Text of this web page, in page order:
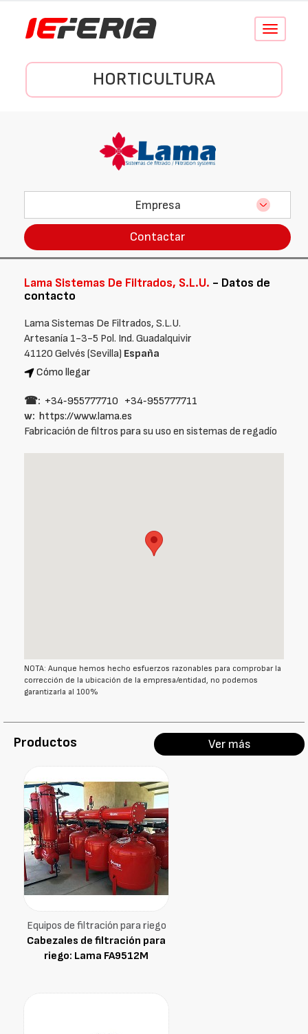
Conmutar
HORTICULTURA
Empresa
Contactar
Lama Sistemas De Filtrados, S.L.U. - Datos de
contacto
Lama Sistemas De Filtrados, S.L.U.
Artesanía 1-3-5 Pol. Ind. Guadalquivir
41120 Gelvés (Sevilla) España
Cómo llegar
☎: +34‑955777710 +34‑955777711
w: https://www.lama.es
Fabricación de filtros para su uso en sistemas de regadío
NOTA: Aunque hemos hecho esfuerzos razonables para comprobar la
corrección de la ubicación de la empresa/entidad, no podemos
garantizarla al 100%
Productos Ver más
Equipos de filtración para riego
Cabezales de filtración para
riego: Lama FA9512M